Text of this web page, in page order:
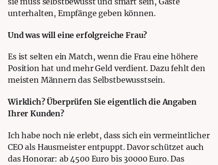
unterhalten, Empfänge geben können.
Und was will eine erfolgreiche Frau?
Es ist selten ein Match, wenn die Frau eine höhere
Position hat und mehr Geld verdient. Dazu fehlt den
meisten Männern das Selbstbewusstsein.
Wirklich? Überprüfen Sie eigentlich die Angaben
Ihrer Kunden?
Ich habe noch nie erlebt, dass sich ein vermeintlicher
CEO als Hausmeister entpuppt. Davor schützet auch
das Honorar: ab 4500 Euro bis 30000 Euro. Das